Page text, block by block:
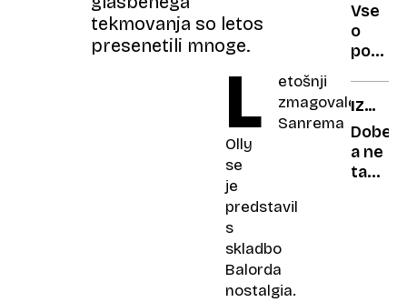
tekmovanja so letos
presenetili mnoge.
L
etošnji
zmagovalec
Sanrema
Olly
se
je
predstavil
s
skladbo
Balorda
nostalgia.
za
MALO
Vse
o
najbolj
pri
IZ
STARE
Dober,
a ne
tako